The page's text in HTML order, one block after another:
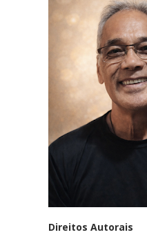
Direitos Autorais